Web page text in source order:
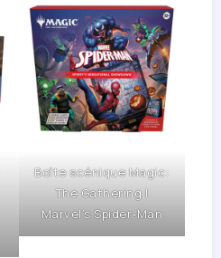
Boîte scénique Magic:
The Gathering |
Marvel’s Spider-Man